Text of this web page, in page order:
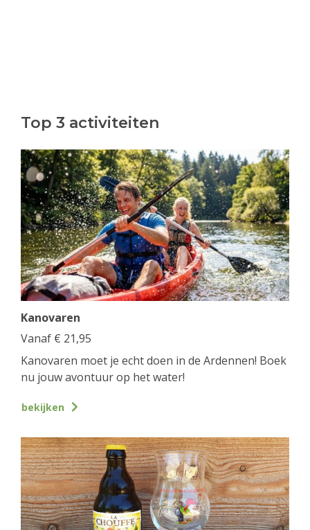
Top 3 activiteiten
Kanovaren
Vanaf € 21,95
Kanovaren moet je echt doen in de Ardennen! Boek
nu jouw avontuur op het water!
bekijken